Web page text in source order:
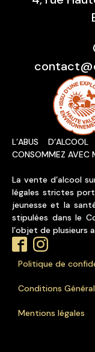
L’ABUS
CONSOMMEZ AVEC
La vente d’alcool
légales strictes
jeunesse et la
stipulées dans le
l’objet de plusieurs
Politique de
Conditions
Mentions légales